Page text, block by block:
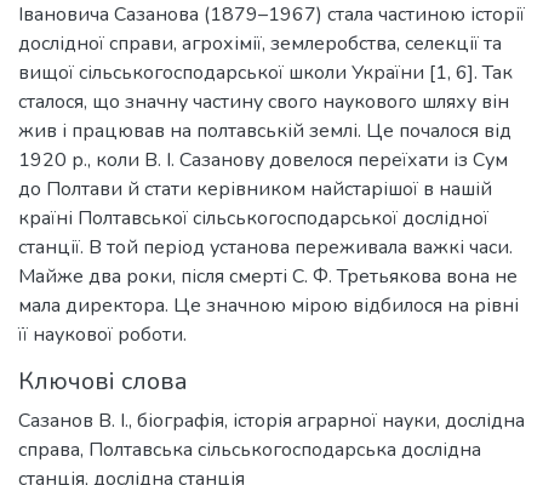
Івановича Сазанова (1879–1967) стала частиною історії
дослідної справи, агрохімії, землеробства, селекції та
вищої сільськогосподарської школи України [1, 6]. Так
сталося, що значну частину свого наукового шляху він
жив і працював на полтавській землі. Це почалося від
1920 р., коли В. І. Сазанову довелося переїхати із Сум
до Полтави й стати керівником найстарішої в нашій
країні Полтавської сільськогосподарської дослідної
станції. В той період установа переживала важкі часи.
Майже два роки, після смерті С. Ф. Третьякова вона не
мала директора. Це значною мірою відбилося на рівні
її наукової роботи.
Ключові слова
Сазанов В. І., біографія, історія аграрної науки, дослідна
справа, Полтавська сільськогосподарська дослідна
станція, дослідна станція